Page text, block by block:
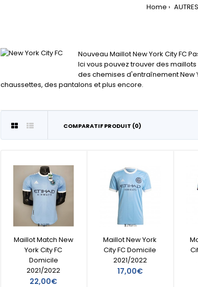
Home
Nouveau Maillot New York City FC
Ici vous pouvez trouver des
des chemises d'entraînement New
chaussettes, des pantalons et plus encore.
COMPARATIF PRODUIT (0)
Maillot Match New
York City FC
Domicile
2021/2022
22,00€
Maillot New York
City FC Domicile
2021/2022
17,00€